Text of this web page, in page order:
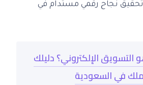
تحقيق نجاح رقمي مستدام في
التسويق الإلكتروني؟ دليلك
في السعودية